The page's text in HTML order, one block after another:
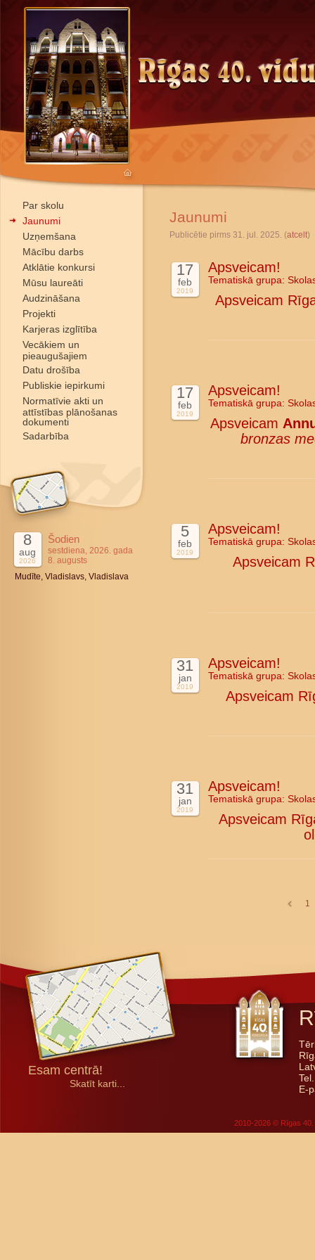
Par skolu
Jaunumi
Uzņemšana
Mācību darbs
Atklātie konkursi
Mūsu laureāti
Audzināšana
Projekti
Karjeras izglītība
Vecākiem un
pieaugušajiem
Datu drošība
Publiskie iepirkumi
Normatīvie akti un
attīstības plānošanas
dokumenti
Sadarbība
8
aug
2026
Šodien
sestdiena, 2026. gada
8. augusts
Mudīte, Vladislavs, Vladislava
Jaunumi
Publicētie pirms 31. jul. 2025. (atcelt)
17
feb
2019
Apsveicam!
Tematiskā grupa:
Apsveicam
17
feb
2019
Apsveicam!
Tematiskā grupa:
Apsveicam
bronzas
5
feb
2019
Apsveicam!
Tematiskā grupa:
Apsveicam
31
jan
2019
Apsveicam!
Tematiskā grupa:
Apsveicam
31
jan
2019
Apsveicam!
Tematiskā grupa:
Apsveicam
1
Esam centrā!
Skatīt karti...
E-
2010-2026 © Rīgas